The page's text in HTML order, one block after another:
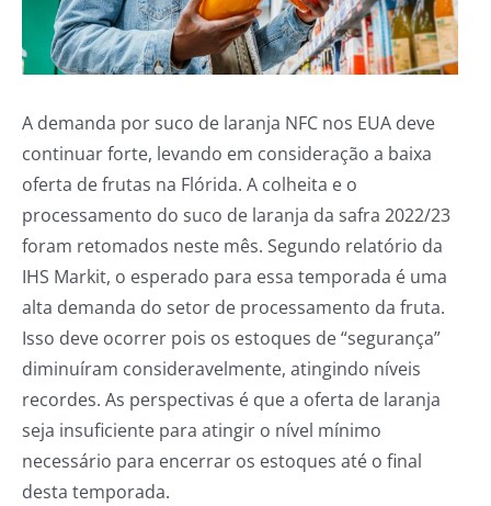
A demanda por suco de laranja NFC nos EUA deve
continuar forte, levando em consideração a baixa
oferta de frutas na Flórida. A colheita e o
processamento do suco de laranja da safra 2022/23
foram retomados neste mês. Segundo relatório da
IHS Markit, o esperado para essa temporada é uma
alta demanda do setor de processamento da fruta.
Isso deve ocorrer pois os estoques de “segurança”
diminuíram consideravelmente, atingindo níveis
recordes. As perspectivas é que a oferta de laranja
seja insuficiente para atingir o nível mínimo
necessário para encerrar os estoques até o final
desta temporada.